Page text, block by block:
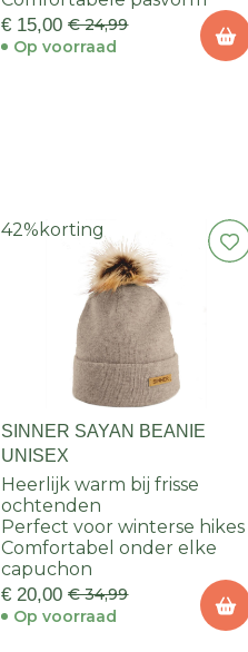
€ 15,00 € 24,99
Op voorraad
42% korting
SINNER SAYAN BEANIE
UNISEX
Heerlijk warm bij frisse
ochtenden
Perfect voor winterse hikes
Comfortabel onder elke
capuchon
€ 20,00 € 34,99
Op voorraad